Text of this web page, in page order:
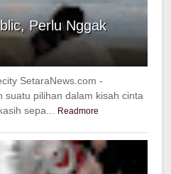
Perlu Nggak
SetaraNews.com -
suatu pilihan dalam kisah cinta
sepa...
Readmore